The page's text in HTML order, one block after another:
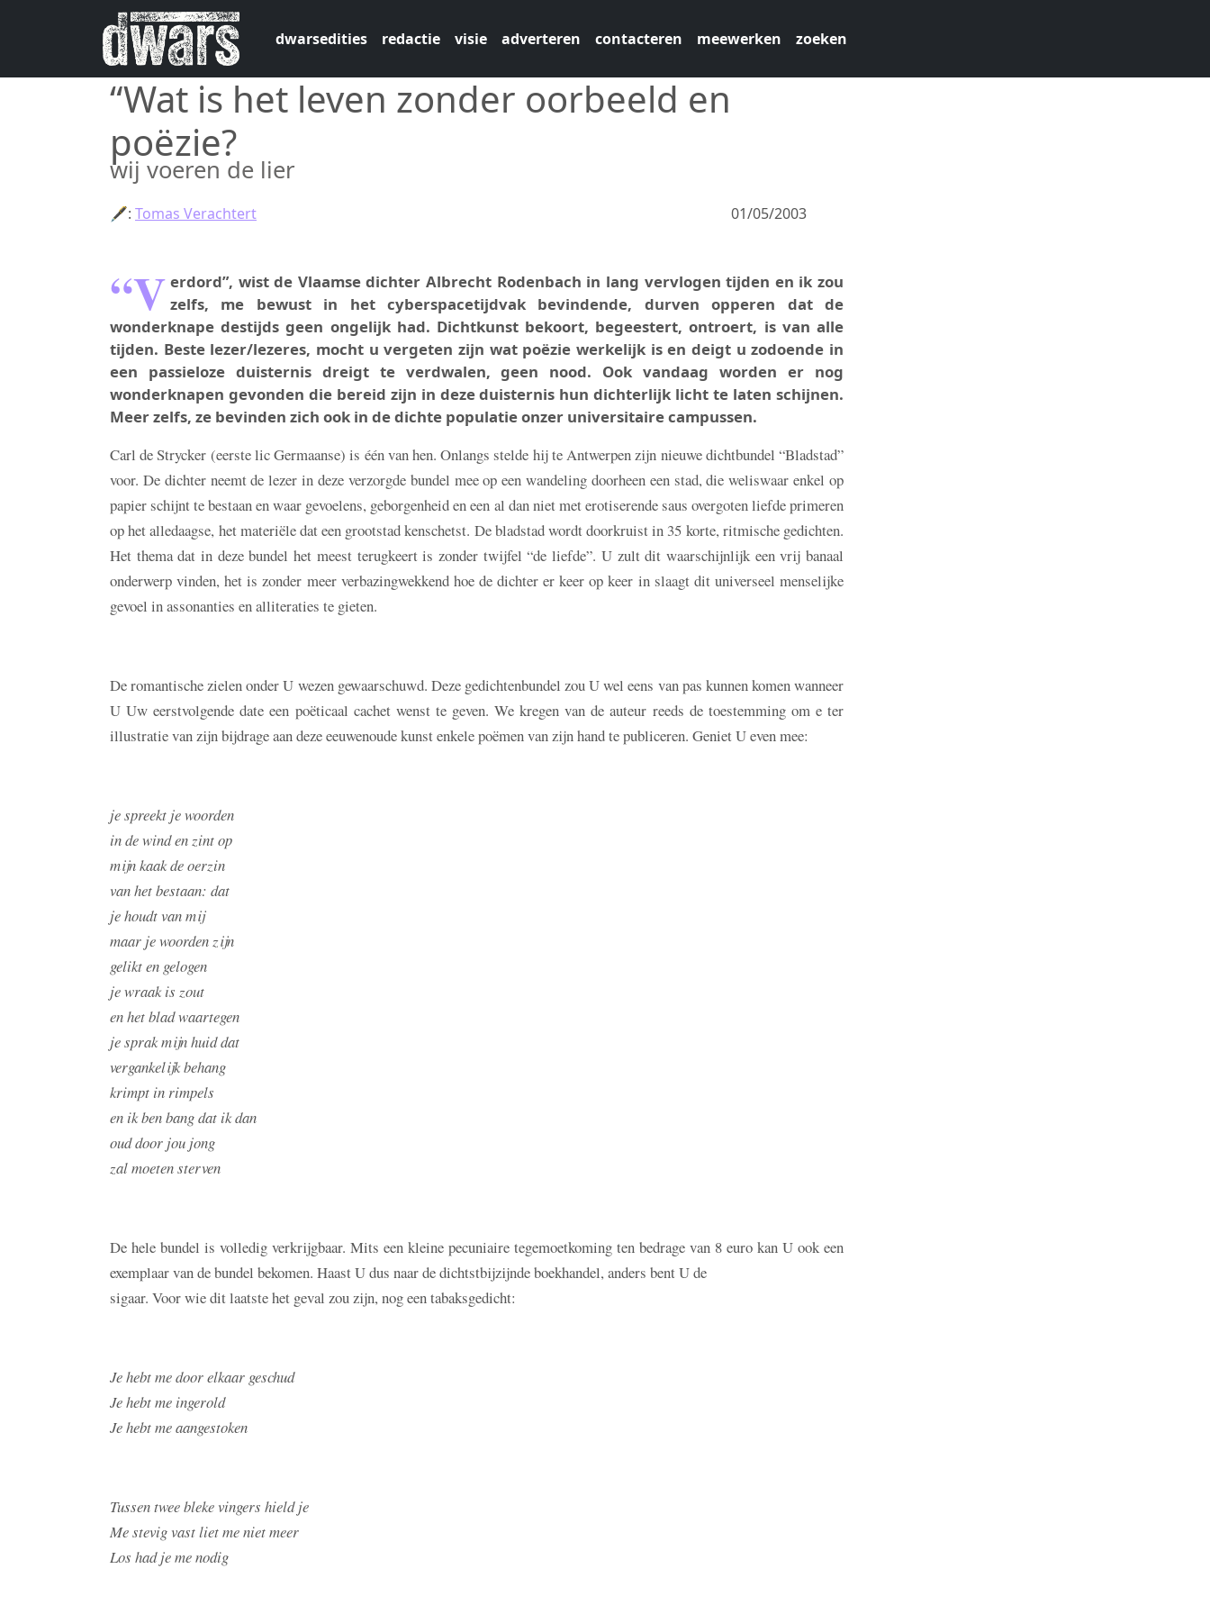
Overslaan en naar de inhoud gaan
dwarsedities
redactie visie adverteren contacteren meewerken zoeken
“Wat is het leven zonder oorbeeld en
poëzie?
wij voeren de lier
01/05/2003
🖋: Tomas Verachtert
“V erdord”, wist de Vlaamse dichter Albrecht Rodenbach in lang vervlogen tijden en ik zou
zelfs, me bewust in het cyberspacetijdvak bevindende, durven opperen dat de
wonderknape destijds geen ongelijk had. Dichtkunst bekoort, begeestert, ontroert, is van alle
tijden. Beste lezer/lezeres, mocht u vergeten zijn wat poëzie werkelijk is en deigt u zodoende in
een passieloze duisternis dreigt te verdwalen, geen nood. Ook vandaag worden er nog
wonderknapen gevonden die bereid zijn in deze duisternis hun dichterlijk licht te laten schijnen.
Meer zelfs, ze bevinden zich ook in de dichte populatie onzer universitaire campussen.
Carl de Strycker (eerste lic Germaanse) is één van hen. Onlangs stelde hij te Antwerpen zijn nieuwe dichtbundel “Bladstad”
voor. De dichter neemt de lezer in deze verzorgde bundel mee op een wandeling doorheen een stad, die weliswaar enkel op
papier schijnt te bestaan en waar gevoelens, geborgenheid en een al dan niet met erotiserende saus overgoten liefde primeren
op het alledaagse, het materiële dat een grootstad kenschetst. De bladstad wordt doorkruist in 35 korte, ritmische gedichten.
Het thema dat in deze bundel het meest terugkeert is zonder twijfel “de liefde”. U zult dit waarschijnlijk een vrij banaal
onderwerp vinden, het is zonder meer verbazingwekkend hoe de dichter er keer op keer in slaagt dit universeel menselijke
gevoel in assonanties en alliteraties te gieten.
De romantische zielen onder U wezen gewaarschuwd. Deze gedichtenbundel zou U wel eens van pas kunnen komen wanneer
U Uw eerstvolgende date een poëticaal cachet wenst te geven. We kregen van de auteur reeds de toestemming om e ter
illustratie van zijn bijdrage aan deze eeuwenoude kunst enkele poëmen van zijn hand te publiceren. Geniet U even mee:
je spreekt je woorden
in de wind en zint op
mijn kaak de oerzin
van het bestaan: dat
je houdt van mij
maar je woorden zijn
gelikt en gelogen
je wraak is zout
en het blad waartegen
je sprak mijn huid dat
vergankelijk behang
krimpt in rimpels
en ik ben bang dat ik dan
oud door jou jong
zal moeten sterven
De hele bundel is volledig verkrijgbaar. Mits een kleine pecuniaire tegemoetkoming ten bedrage van 8 euro kan U ook een
exemplaar van de bundel bekomen. Haast U dus naar de dichtstbijzijnde boekhandel, anders bent U de
sigaar. Voor wie dit laatste het geval zou zijn, nog een tabaksgedicht:
Je hebt me door elkaar geschud
Je hebt me ingerold
Je hebt me aangestoken
Tussen twee bleke vingers hield je
Me stevig vast liet me niet meer
Los had je me nodig